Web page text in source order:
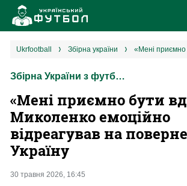
Новини
Збірна
Єврокубки
УПЛ
ukrfootball збірна україни
Збірна України з футболу
«Мені приємно бути
Миколенко емоційно
відреагував на
Україну
30 травня 2026, 16:45